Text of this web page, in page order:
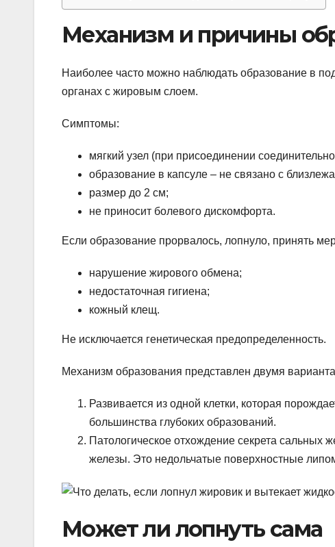
Механизм и причины
Наиболее часто можно наблюдать образование в
органах с жировым слоем.
Симптомы:
мягкий узел (при присоединении
образование в капсуле – не связано с
размер до 2 см;
не приносит болевого дискомфорта.
Если образование прорвалось, лопнуло, принять
нарушение жирового обмена;
недостаточная гигиена;
кожный клещ.
Не исключается генетическая предопределенность.
Механизм образования представлен двумя
Развивается из одной клетки, которая
большинства глубоких образований.
Патологическое отхождение секрета сальных
железы. Это недольчатые поверхностные
Может ли лопнуть сама